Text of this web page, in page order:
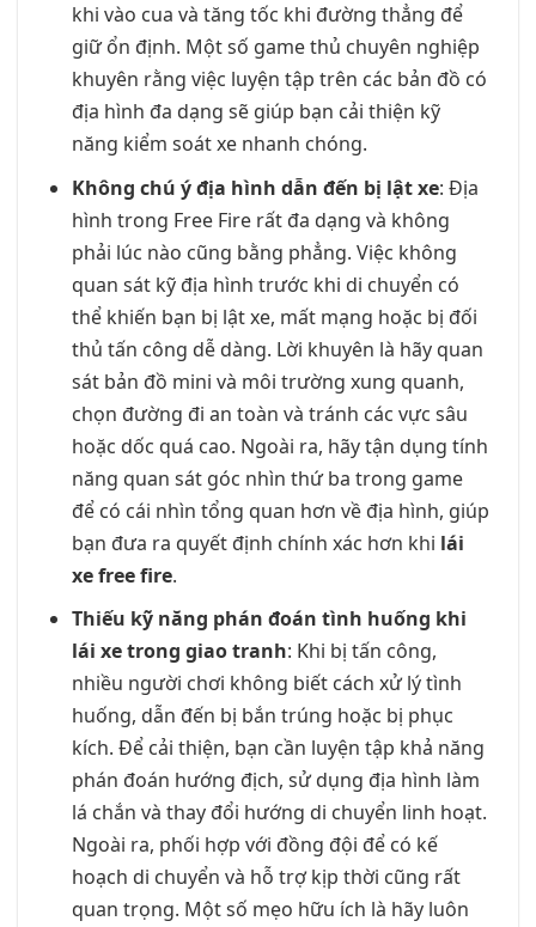
khi vào cua và tăng tốc khi đường thẳng để
giữ ổn định. Một số game thủ chuyên nghiệp
khuyên rằng việc luyện tập trên các bản đồ có
địa hình đa dạng sẽ giúp bạn cải thiện kỹ
năng kiểm soát xe nhanh chóng.
Không chú ý địa hình dẫn đến bị lật xe: Địa
hình trong Free Fire rất đa dạng và không
phải lúc nào cũng bằng phẳng. Việc không
quan sát kỹ địa hình trước khi di chuyển có
thể khiến bạn bị lật xe, mất mạng hoặc bị đối
thủ tấn công dễ dàng. Lời khuyên là hãy quan
sát bản đồ mini và môi trường xung quanh,
chọn đường đi an toàn và tránh các vực sâu
hoặc dốc quá cao. Ngoài ra, hãy tận dụng tính
năng quan sát góc nhìn thứ ba trong game
để có cái nhìn tổng quan hơn về địa hình, giúp
bạn đưa ra quyết định chính xác hơn khi lái
xe free fire.
Thiếu kỹ năng phán đoán tình huống khi
lái xe trong giao tranh: Khi bị tấn công,
nhiều người chơi không biết cách xử lý tình
huống, dẫn đến bị bắn trúng hoặc bị phục
kích. Để cải thiện, bạn cần luyện tập khả năng
phán đoán hướng địch, sử dụng địa hình làm
lá chắn và thay đổi hướng di chuyển linh hoạt.
Ngoài ra, phối hợp với đồng đội để có kế
hoạch di chuyển và hỗ trợ kịp thời cũng rất
quan trọng. Một số mẹo hữu ích là hãy luôn